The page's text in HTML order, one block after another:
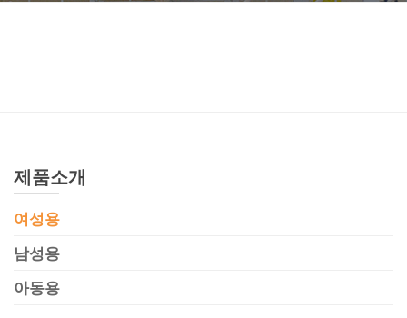
제품소개
여성용
남성용
아동용